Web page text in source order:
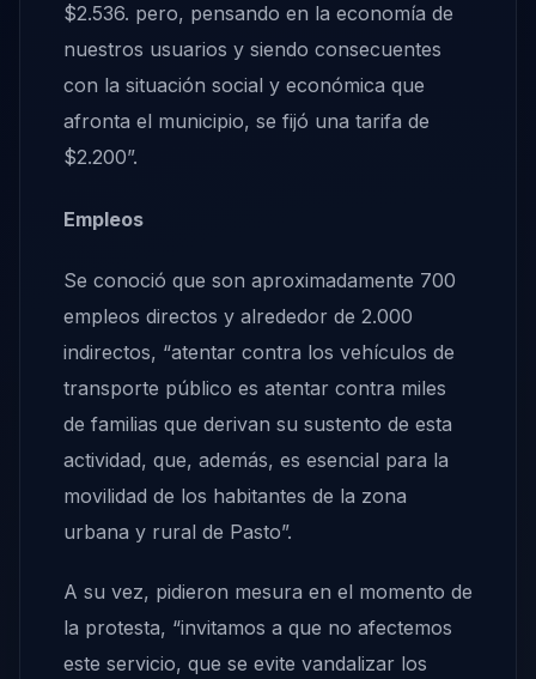
$2.536. pero, pensando en la economía de
nuestros usuarios y siendo consecuentes
con la situación social y económica que
afronta el municipio, se fijó una tarifa de
$2.200”.
Empleos
Se conoció que son aproximadamente 700
empleos directos y alrededor de 2.000
indirectos, “atentar contra los vehículos de
transporte público es atentar contra miles
de familias que derivan su sustento de esta
actividad, que, además, es esencial para la
movilidad de los habitantes de la zona
urbana y rural de Pasto”.
A su vez, pidieron mesura en el momento de
la protesta, “invitamos a que no afectemos
este servicio, que se evite vandalizar los